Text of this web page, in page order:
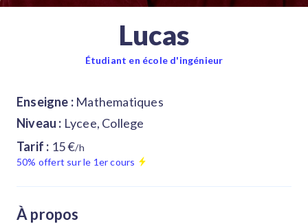
Lucas
Étudiant en école d'ingénieur
Enseigne : Mathematiques
Niveau : Lycee, College
Tarif : 15 €/h
50% offert sur le 1er cours
À propos